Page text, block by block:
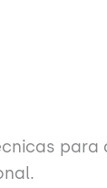
para